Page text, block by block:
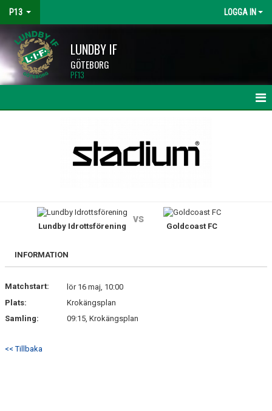
P13 LOGGA IN
LUNDBY IF
GÖTEBORG
PF13
TRUPPEN
BILDGALLERI
KONTAKT
Lundby Idrottsförening
vs
Goldcoast FC
INFORMATION
Matchstart:
lör 16 maj, 10:00
Plats:
Krokängsplan
Samling:
09:15, Krokängsplan
<< Tillbaka